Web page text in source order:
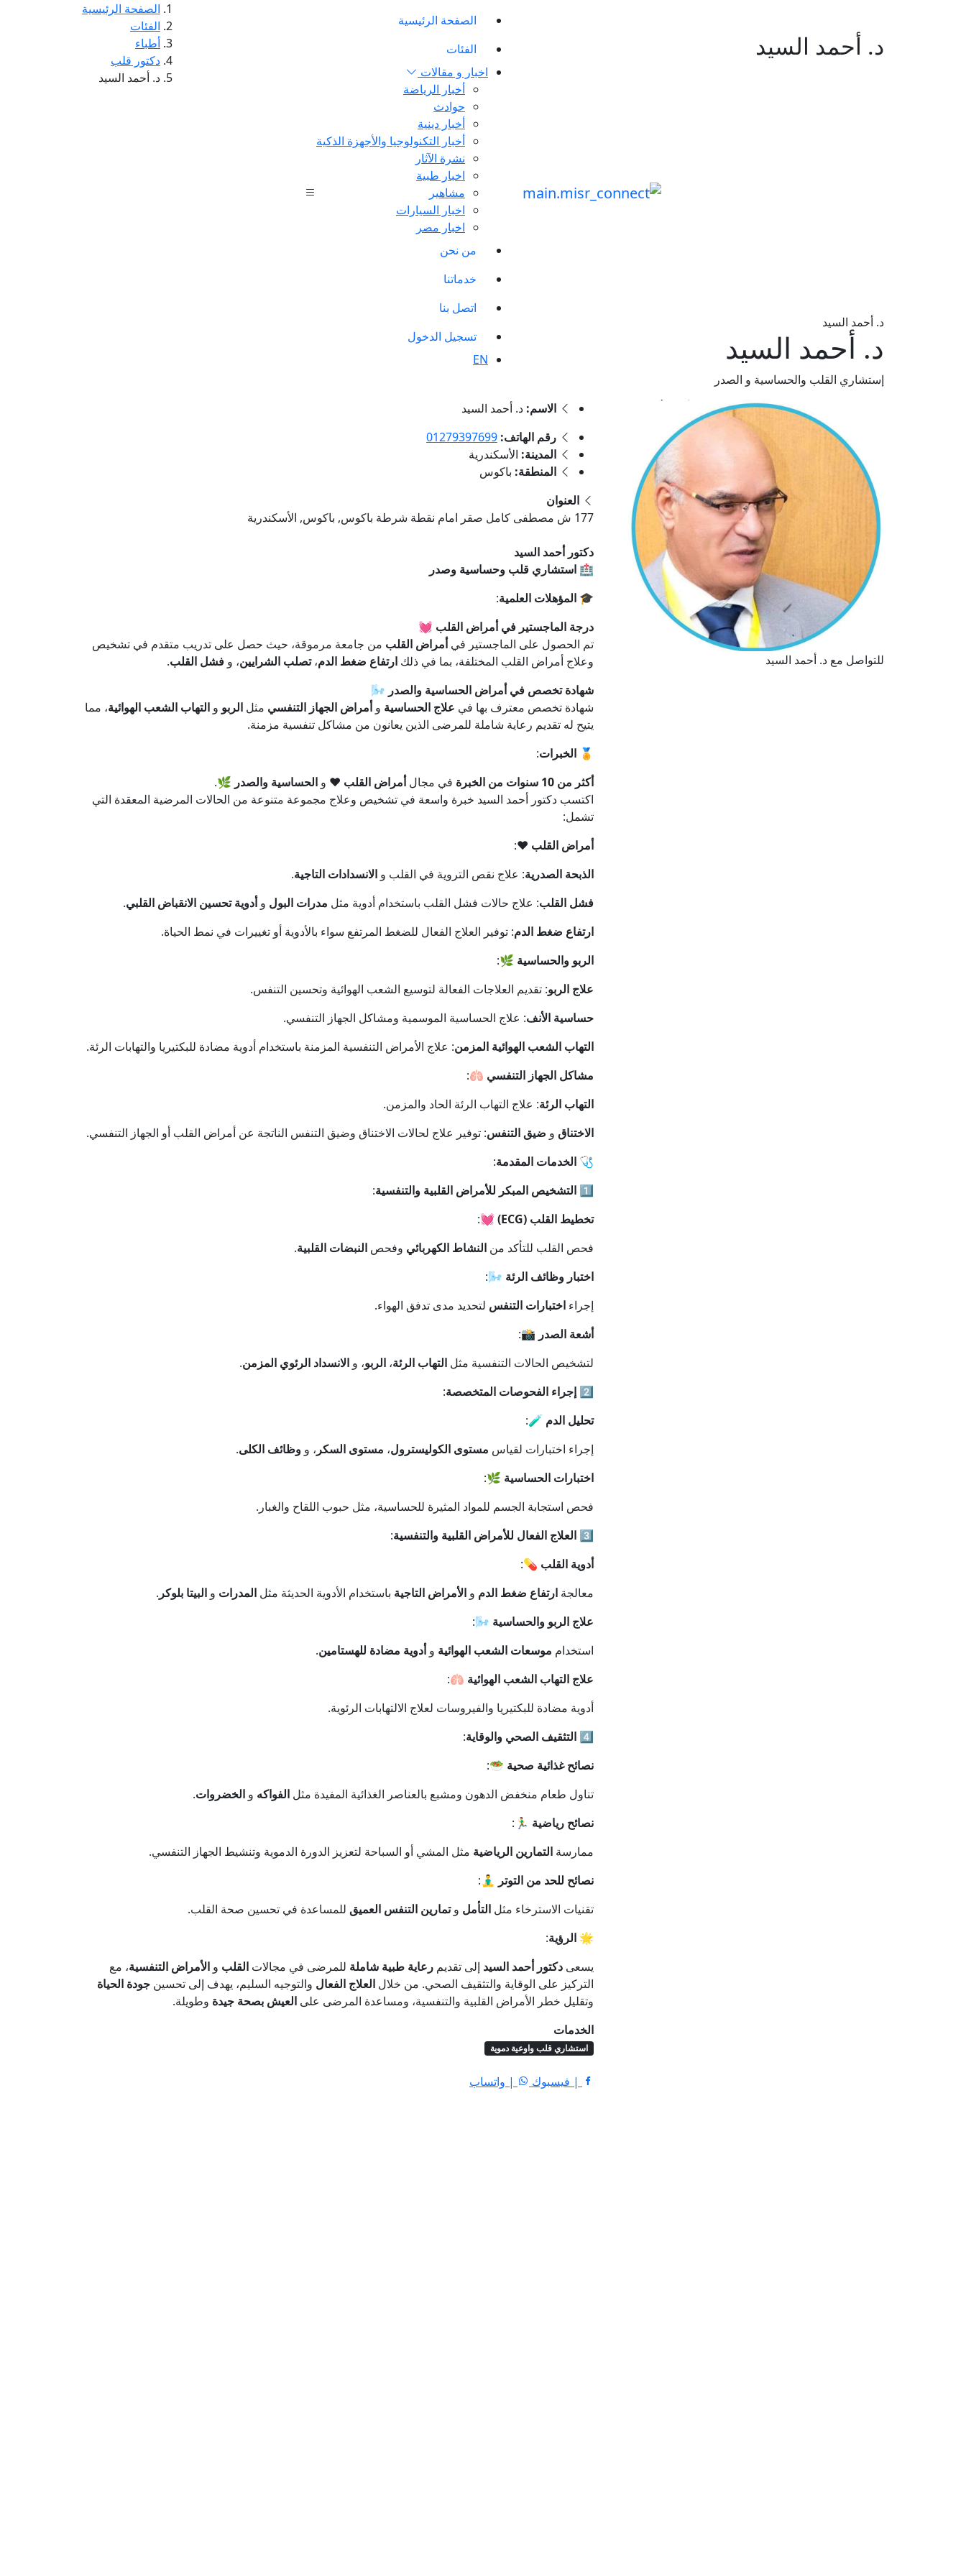
الصفحة الرئيسية
الفئات
اخبار و مقالات
أخبار الرياضة
حوادث
أخبار دينية
أخبار التكنولوجيا والأجهزة الذكية
نشرة الآثار
اخبار طبية
مشاهير
اخبار السيارات
اخبار مصر
من نحن
خدماتنا
اتصل بنا
تسجيل الدخول
EN
د. أحمد السيد
الصفحة الرئيسية
الفئات
أطباء
دكتور قلب
د. أحمد السيد
د. أحمد السيد
د. أحمد السيد
إستشاري القلب والحساسية و الصدر
للتواصل مع د. أحمد السيد
الاسم: د. أحمد السيد
رقم الهاتف: 01279397699
المدينة: الأسكندرية
المنطقة: باكوس
العنوان
177 ش مصطفى كامل صقر امام نقطة شرطة باكوس, باكوس, الأسكندرية
دكتور أحمد السيد
🏥 استشاري قلب وحساسية وصدر
🎓 المؤهلات العلمية:
درجة الماجستير في أمراض القلب 💓
تم الحصول على الماجستير فيأمراض القلب من جامعة مرموقة، حيث حصل على تدريب متقدم في تشخيص
وعلاج أمراض القلب المختلفة، بما في ذلك ارتفاع ضغط الدم،تصلب الشرايين، و فشل القلب.
شهادة تخصص في أمراض الحساسية والصدر 🌬️
شهادة تخصص معترف بها في علاج الحساسية وأمراض الجهاز التنفسي مثل الربو و التهاب الشعب الهوائية، مما
يتيح له تقديم رعاية شاملة للمرضى الذين يعانون من مشاكل تنفسية مزمنة.
🏅 الخبرات:
أكثر من 10 سنوات من الخبرة
في مجالأمراض القلب ❤️ و الحساسية والصدر 🌿.
اكتسب دكتور أحمد السيد خبرة واسعة في تشخيص وعلاج مجموعة متنوعة من الحالات المرضية المعقدة التي
تشمل:
أمراض القلب ❤️:
الذبحة الصدرية: علاج نقص التروية في القلب و الانسدادات التاجية.
فشل القلب: علاج حالات فشل القلب باستخدام أدوية مثل مدرات البول وأدوية تحسين الانقباض القلبي.
ارتفاع ضغط الدم: توفير العلاج الفعال للضغط المرتفع سواء بالأدوية أو تغييرات في نمط الحياة.
الربو والحساسية 🌿:
علاج الربو: تقديم العلاجات الفعالة لتوسيع الشعب الهوائية وتحسين التنفس.
حساسية الأنف: علاج الحساسية الموسمية ومشاكل الجهاز التنفسي.
التهاب الشعب الهوائية المزمن: علاج الأمراض التنفسية المزمنة باستخدام أدوية مضادة للبكتيريا والتهابات الرئة.
مشاكل الجهاز التنفسي
التهاب الرئة: علاج التهاب الرئة الحاد والمزمن.
الاختناق و ضيق التنفس: توفير علاج لحالات الاختناق وضيق التنفس الناتجة عن أمراض القلب أو الجهاز التنفسي.
🩺 الخدمات المقدمة:
1️⃣ التشخيص المبكر للأمراض القلبية والتنفسية:
تخطيط القلب (ECG)
💓:
فحص القلب للتأكد من النشاط الكهربائي وفحص النبضات القلبية.
اختبار وظائف الرئة 🌬️:
إجراء اختبارات التنفس لتحديد مدى تدفق الهواء.
أشعة الصدر 📸:
لتشخيص الحالات التنفسية مثل التهاب الرئة، الربو، و الانسداد الرئوي المزمن.
2️⃣ إجراء الفحوصات المتخصصة:
تحليل الدم 🧪:
إجراء اختبارات لقياس مستوى الكوليسترول، مستوى السكر ، و وظائف الكلى.
اختبارات الحساسية 🌿:
فحص استجابة الجسم للمواد المثيرة للحساسية، مثل حبوب اللقاح والغبار.
3️⃣ العلاج الفعال للأمراض القلبية والتنفسية:
أدوية القلب 💊:
معالجة ارتفاع ضغط الدم و الأمراض التاجية باستخدام الأدوية الحديثة مثل المدرات و البيتا بلوكر .
علاج الربو والحساسية 🌬️:
استخدام موسعات الشعب الهوائية وأدوية مضادة للهستامين.
علاج التهاب الشعب الهوائية
أدوية مضادة للبكتيريا والفيروسات لعلاج الالتهابات الرئوية.
4️⃣ التثقيف الصحي والوقاية:
نصائح غذائية صحية 🥗:
تناول طعام منخفض الدهون ومشبع بالعناصر الغذائية المفيدة مثل الفواكه و الخضروات.
نصائح رياضية 🏃‍♂️:
ممارسة التمارين الرياضية مثل المشي أو السباحة لتعزيز الدورة الدموية وتنشيط الجهاز التنفسي.
نصائح للحد من التوتر 🧘‍♂️:
تقنيات الاسترخاء مثل التأمل وتمارين التنفس العميق للمساعدة في تحسين صحة القلب.
🌟 الرؤية:
يسعى دكتور أحمد السيد إلى تقديم رعاية طبية شاملة للمرضى في مجالات القلب و الأمراض التنفسية، مع
التركيز على الوقاية والتثقيف الصحي. من خلال العلاج الفعال والتوجيه السليم، يهدف إلى تحسين جودة الحياة
وتقليل خطر الأمراض القلبية والتنفسية، ومساعدة المرضى على العيش بصحة جيدة وطويلة.
الخدمات
استشاري قلب واوعية دموية
| فيسبوك | واتساب